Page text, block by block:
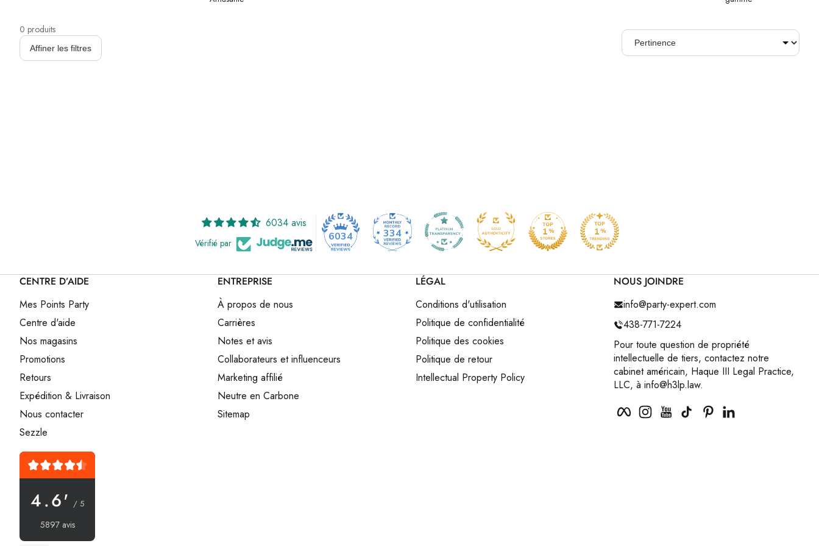
0 produits
Affiner les filtres
Trier
6034 avis
Vérifié par 6034 334
CENTRE D’AIDE
Mes Points Party
Centre d'aide
Nos magasins
Promotions
Retours
Expédition & Livraison
Nous contacter
Sezzle
ENTREPRISE
À propos de nous
Carrières
Notes et avis
Collaborateurs et influenceurs
Marketing affilié
Neutre en Carbone
Sitemap
LÉGAL
Conditions d'utilisation
Politique de confidentialité
Politique des cookies
Politique de retour
Intellectual Property Policy
NOUS JOINDRE
info@party-expert.com
438-771-7224
Pour toute question de propriété
intellectuelle de tiers, contactez notre
cabinet américain, Haque III Legal Practice,
LLC, à info@h3lp.law.
FacebookInstagramYouTubeTikTok Pinterest
4.6' / 5
5897 avis